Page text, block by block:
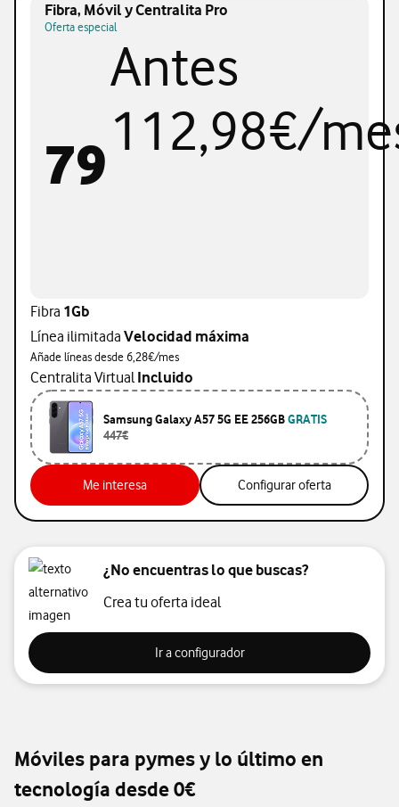
Fibra, Móvil y Centralita Pro
Oferta especial
79
Antes
112,98€/
Fibra 1Gb
Línea ilimitada Velocidad máxima
Añade líneas desde 6,28€/mes
Centralita VirtualIncluido
Samsung Galaxy A57 5G EE 256GBGRATIS
447€
Me interesame interesa Configurar oferta
¿No encuentras lo que buscas?
Crea tu oferta ideal
Ir a configuradorIr a configurador
Móviles para pymes y lo último en
tecnología desde 0€